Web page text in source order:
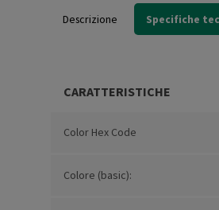
Descrizione Specifiche
CARATTERISTICHE
Color Hex Code
Colore (basic):